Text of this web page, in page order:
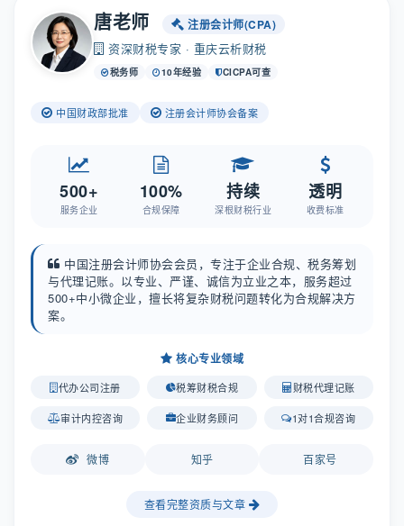
唐老师 注册会计师(CPA)
资深财税专家 · 重庆云析财税
税务师 10年经验 CICPA可查
中国财政部批准 注册会计师协会备案
500+
服务企业
100%
合规保障
持续
深根财税行业
透明
收费标准
中国注册会计师协会会员，专注于企业合规、税务筹划
与代理记账。以专业、严谨、诚信为立业之本，服务超过
500+中小微企业，擅长将复杂财税问题转化为合规解决方
案。
核心专业领域
代办公司注册 税筹财税合规 财税代理记账
审计内控咨询 企业财务顾问 1对1合规咨询
微博 知乎 百家号
查看完整资质与文章